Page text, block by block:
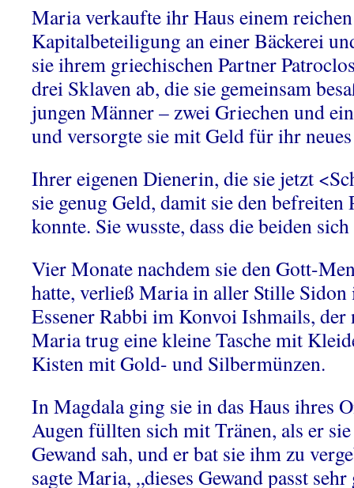
Maria verkaufte ihr Haus einem
Kapitalbeteiligung an einer Bäckerei
sie ihrem griechischen Partner
drei Sklaven ab, die sie gemeinsam
jungen Männer – zwei Griechen und
und versorgte sie mit Geld für ihr
Ihrer eigenen Dienerin, die sie jetzt
sie genug Geld, damit sie den befreiten
konnte. Sie wusste, dass die beiden
Vier Monate nachdem sie den Gott-
hatte, verließ Maria in aller Stille Sidon
Essener Rabbi im Konvoi Ishmails, der
Maria trug eine kleine Tasche mit
Kisten mit Gold- und Silbermünzen.
In Magdala ging sie in das Haus ihres
Augen füllten sich mit Tränen, als er
Gewand sah, und er bat sie ihm zu
sagte Maria, „dieses Gewand passt